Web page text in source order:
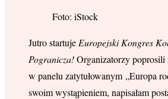
Foto: iStock
Jutro startuje Europejski Kongres
Pogranicza!Organizatorzy poprosili
w panelu zatytułowanym „Europa
swoim wystąpieniem, napisałam